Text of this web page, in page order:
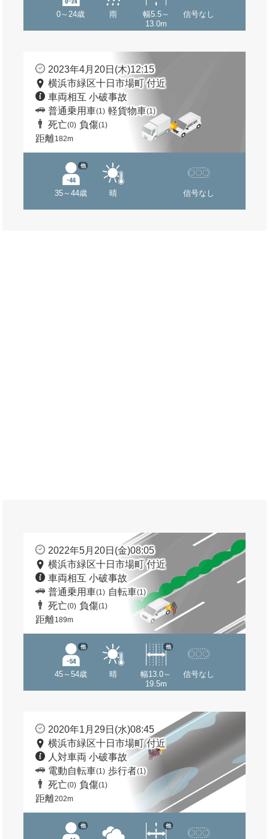
0～24歳 雨
幅5.5～
13.0m
信号なし
2023年4月20日(木)12:15
横浜市緑区十日市場町 付近
車両相互 小破事故
普通乗用車(1) 軽貨物車(1)
死亡(0) 負傷(1)
距離182m
35～44歳
他
晴 信号なし
2022年5月20日(金)08:05
横浜市緑区十日市場町 付近
車両相互 小破事故
普通乗用車(1) 自転車(1)
死亡(0) 負傷(1)
距離189m
45～54歳
他
晴
幅13.0～
19.5m
他
信号なし
2020年1月29日(水)08:45
横浜市緑区十日市場町 付近
人対車両 小破事故
電動自転車(1) 歩行者(1)
死亡(0) 負傷(1)
距離202m
他 他